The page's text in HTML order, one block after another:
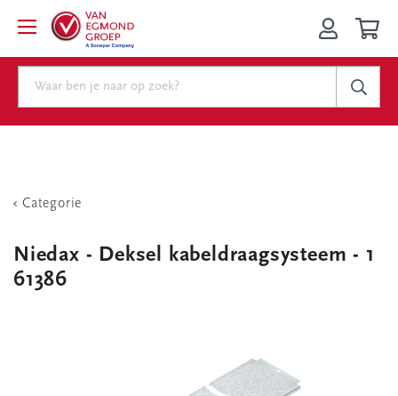
Categorie
Niedax - Deksel kabeldraagsysteem - 1
61386